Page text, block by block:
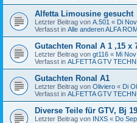
Alfetta Limousine gesucht
Letzter Beitrag von A.501 « Di
Verfasst in Alle anderen ALFA
Gutachten Ronal A 1 ,15 x
Letzter Beitrag von gt116 « Mi
Verfasst in ALFETTA GTV
Gutachten Ronal A1
Letzter Beitrag von Oliviero « Di
Verfasst in ALFETTA GTV
Diverse Teile für GTV, Bj
Letzter Beitrag von INXS « Do